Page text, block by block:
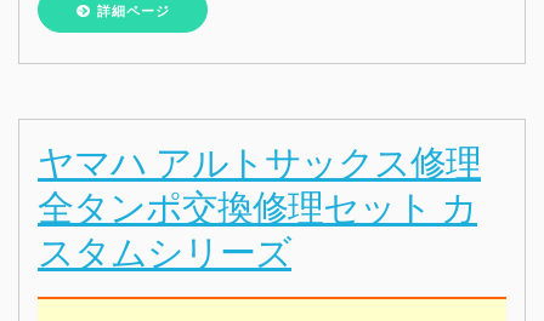
詳細ページ
ヤマハ アルトサックス修理
全タンポ交換修理セット カ
スタムシリーズ